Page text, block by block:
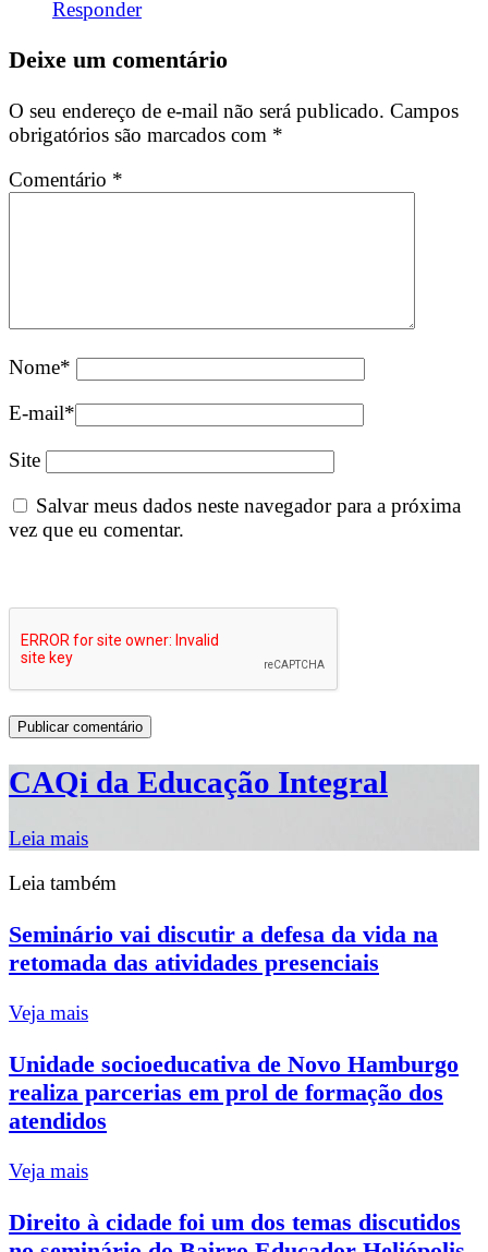
Responder
Deixe um comentário
O seu endereço de e-mail não será publicado. Campos
obrigatórios são marcados com *
Comentário *
Nome*
E-mail*
Site
Salvar meus dados neste navegador para a próxima
vez que eu comentar.
CAQi da Educação Integral
Leia mais
Leia também
Seminário vai discutir a defesa da vida na
retomada das atividades presenciais
Veja mais
Unidade socioeducativa de Novo Hamburgo
realiza parcerias em prol de formação dos
atendidos
Veja mais
Direito à cidade foi um dos temas discutidos